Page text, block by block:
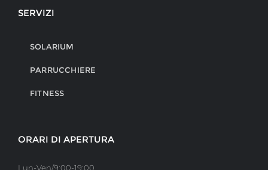
SERVIZI
SOLARIUM
PARRUCCHIERE
FITNESS
ORARI DI APERTURA
Lun-Ven/9:00-19:00